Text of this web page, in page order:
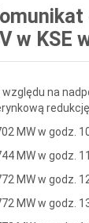
w KSE
względu na
MW w godz.
MW w godz.
MW w godz.
MW w godz.